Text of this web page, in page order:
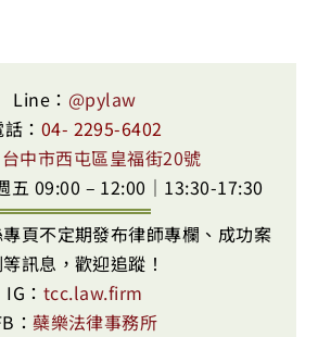
Line： @pylaw
： 04- 2295-6402
台中市西屯區皇福街20號
五 09:00 – 12:00｜13:30-17:30
頁不定期發布律師專欄、成功案
訊息，歡迎追蹤！
IG： tcc.law.firm
：蘗樂法律事務所